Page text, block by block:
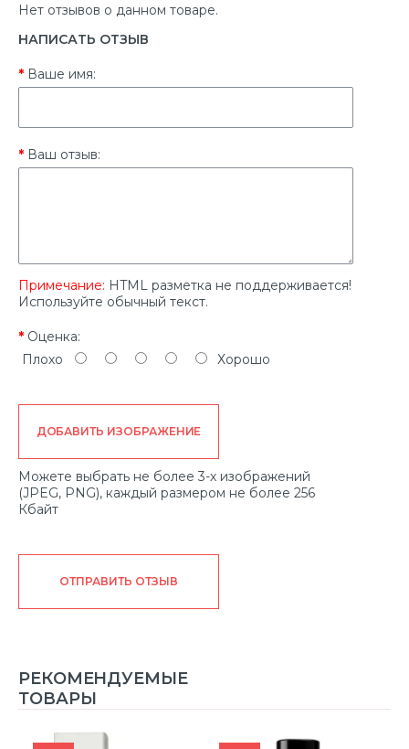
Нет отзывов о данном товаре.
НАПИСАТЬ ОТЗЫВ
Ваше имя:
Ваш отзыв:
Примечание: HTML разметка не поддерживается!
Используйте обычный текст.
Оценка:
Плохо
Хорошо
ДОБАВИТЬ ИЗОБРАЖЕНИЕ
Можете выбрать не более 3-х изображений
(JPEG, PNG), каждый размером не более 256
Кбайт
ОТПРАВИТЬ ОТЗЫВ
РЕКОМЕНДУЕМЫЕ
ТОВАРЫ